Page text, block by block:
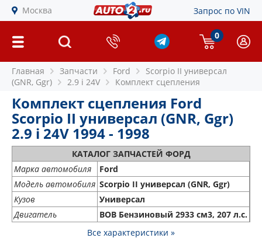
Москва Запрос по VIN
0
Главная Запчасти Ford
Scorpio II универсал
(GNR, Ggr)
2.9 i 24V Комплект сцепления
Комплект сцепления Ford
Scorpio II универсал (GNR, Ggr)
2.9 i 24V 1994 - 1998
КАТАЛОГ ЗАПЧАСТЕЙ ФОРД
Марка автомобиля
Ford
Модель автомобиля Scorpio II универсал (GNR, Ggr)
Кузов
Универсал
Двигатель
BOB Бензиновый 2933 см3, 207 л.с.
Все характеристики »